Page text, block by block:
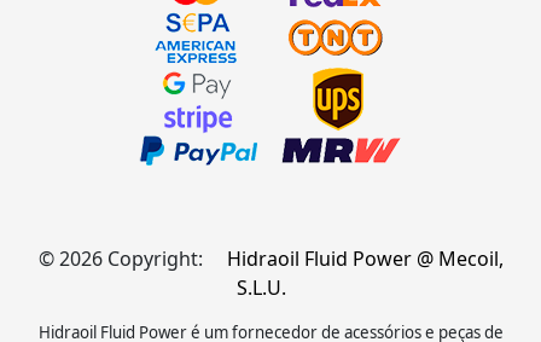
© 2026 Copyright:
Hidraoil Fluid Power @ Mecoil,
S.L.U.
Hidraoil Fluid Power é um fornecedor de acessórios e peças de